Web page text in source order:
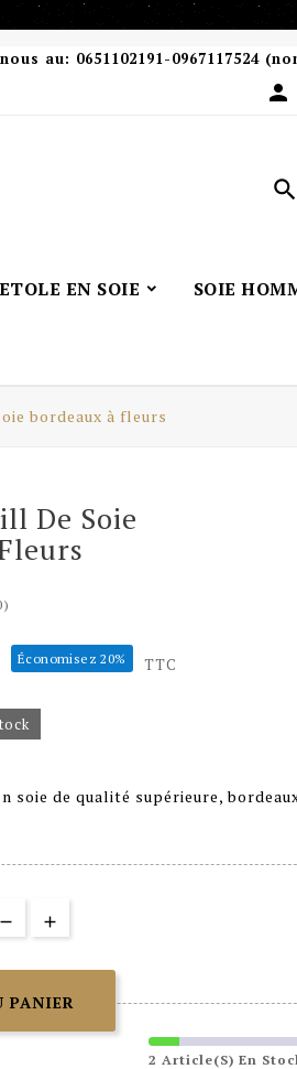
au: 0651102191-0967117524


ETOLE EN SOIE SOIE
bordeaux à fleurs
De Soie
Économisez 20% TTC
soie de qualité supérieure,
PANIER
2 Article(s) En